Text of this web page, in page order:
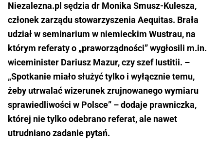
Niezalezna.pl sędzia dr Monika Smusz-Kulesza,
członek zarządu stowarzyszenia Aequitas. Brała
udział w seminarium w niemieckim Wustrau, na
którym referaty o „praworządności” wygłosili m.in.
wiceminister Dariusz Mazur, czy szef Iustitii. –
„Spotkanie miało służyć tylko i wyłącznie temu,
żeby utrwalać wizerunek zrujnowanego wymiaru
sprawiedliwości w Polsce” – dodaje prawniczka,
której nie tylko odebrano referat, ale nawet
utrudniano zadanie pytań.